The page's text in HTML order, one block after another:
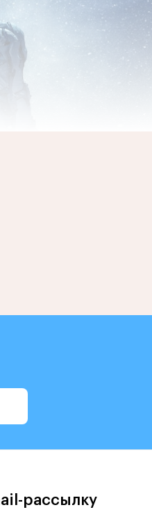
рассылку